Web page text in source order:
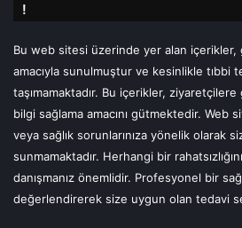
!
Bu web sitesi üzerinde yer alan içerikler,
amacıyla sunulmuştur ve kesinlikle tıbbi
taşımamaktadır. Bu içerikler,
bilgi sağlama amacını gütmektedir. Web
veya sağlık sorunlarınıza yönelik olarak
sunmamaktadır. Herhangi bir
danışmanız önemlidir. Profesyonel bir
değerlendirerek size uygun olan tedavi